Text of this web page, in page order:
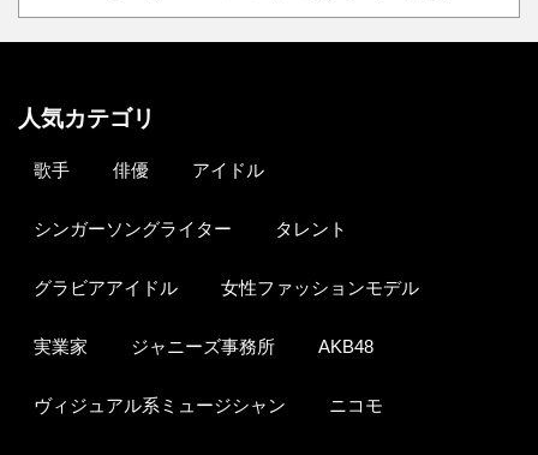
人気カテゴリ
歌手 俳優 アイドル
シンガーソングライター タレント
グラビアアイドル 女性ファッションモデル
実業家 ジャニーズ事務所 AKB48
ヴィジュアル系ミュージシャン ニコモ